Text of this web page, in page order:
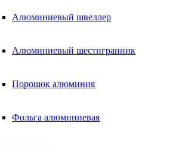
Алюминиевый швеллер
Алюминиевый шестигранник
Порошок алюминия
Фольга алюминиевая